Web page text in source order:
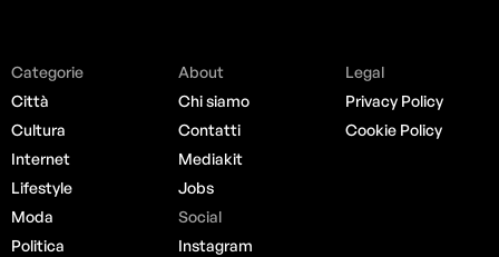
Categorie
Città
Cultura
Internet
Lifestyle
Moda
Politica
About
Chi siamo
Contatti
Mediakit
Jobs
Social
Instagram
Legal
Privacy Policy
Cookie Policy